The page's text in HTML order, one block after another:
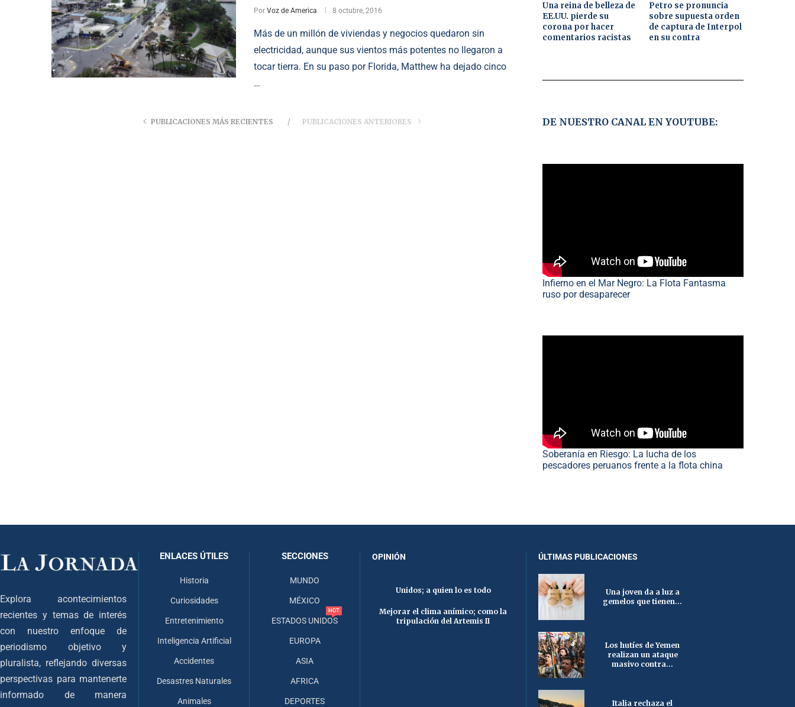
Por Voz de America 8 octubre, 2016
Más de un millón de viviendas y negocios quedaron sin
electricidad, aunque sus vientos más potentes no llegaron a
tocar tierra. En su paso por Florida, Matthew ha dejado cinco
…
PUBLICACIONES MÁS RECIENTES PUBLICACIONES ANTERIORES
Una reina de belleza de
EE.UU. pierde su
corona por hacer
comentarios racistas
Petro se pronuncia
sobre supuesta orden
de captura de Interpol
en su contra
DE NUESTRO CANAL EN YOUTUBE:
Infierno en el Mar Negro: La Flota Fantasma
ruso por desaparecer
Soberanía en Riesgo: La lucha de los
pescadores peruanos frente a la flota china
Explora acontecimientos
recientes y temas de interés
con nuestro enfoque de
periodismo objetivo y
pluralista, reflejando diversas
perspectivas para mantenerte
informado de manera
ENLACES ÚTILES
Historia
Curiosidades
Entretenimiento
Inteligencia Artificial
Accidentes
Desastres Naturales
Animales
SECCIONES
MUNDO
MÉXICO
ESTADOS UNIDOS
HOT
EUROPA
ASIA
AFRICA
DEPORTES
OPINIÓN
Unidos; a quien lo es todo
Mejorar el clima anímico; como la
tripulación del Artemis II
ÚLTIMAS PUBLICACIONES
Una joven da a luz a
gemelos que tienen...
Los hutíes de Yemen
realizan un ataque
masivo contra...
Italia rechaza el